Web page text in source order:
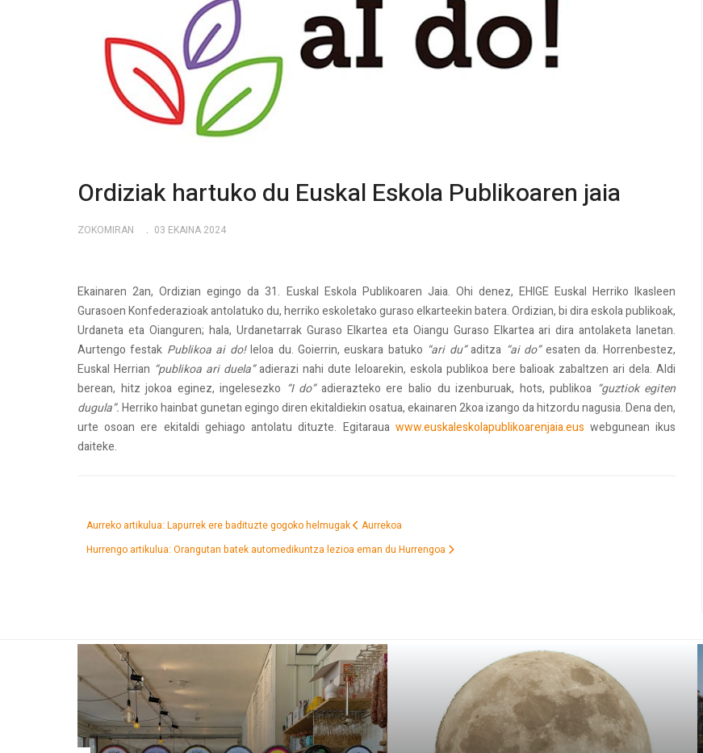
Ordiziak hartuko du Euskal Eskola Publikoaren jaia
ZOKOMIRAN 03 EKAINA 2024
Ekainaren 2an, Ordizian egingo da 31. Euskal Eskola Publikoaren Jaia. Ohi denez, EHIGE Euskal Herriko Ikasleen
Gurasoen Konfederazioak antolatuko du, herriko eskoletako guraso elkarteekin batera. Ordizian, bi dira eskola publikoak,
Urdaneta eta Oianguren; hala, Urdanetarrak Guraso Elkartea eta Oiangu Guraso Elkartea ari dira antolaketa lanetan.
Aurtengo festak Publikoa ai do!leloa du. Goierrin, euskara batuko “ari du”aditza “ai do”esaten da. Horrenbestez,
Euskal Herrian “publikoa ari duela”adierazi nahi dute leloarekin, eskola publikoa bere balioak zabaltzen ari dela. Aldi
berean, hitz jokoa eginez, ingelesezko “I do”adierazteko ere balio du izenburuak, hots, publikoa “guztiok egiten
dugula”.Herriko hainbat gunetan egingo diren ekitaldiekin osatua, ekainaren 2koa izango da hitzordu nagusia. Dena den,
urte osoan ere ekitaldi gehiago antolatu dituzte. Egitaraua www.euskaleskolapublikoarenjaia.eus webgunean ikus
daiteke.
Aurreko artikulua: Lapurrek ere badituzte gogoko helmugak
Aurrekoa
Hurrengo artikulua: Orangutan batek automedikuntza lezioa eman du Hurrengoa